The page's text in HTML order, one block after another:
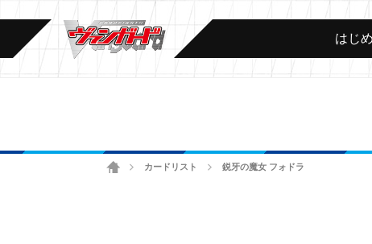
はじ
ホームカードリスト 鋭牙の魔女 フォドラ